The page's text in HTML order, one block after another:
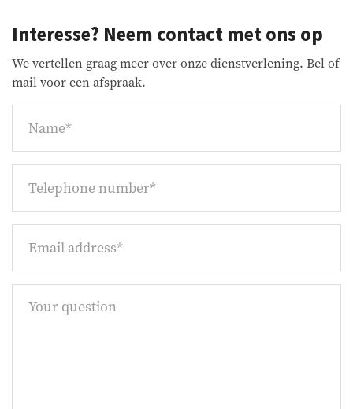
Interesse? Neem contact met ons op
We vertellen graag meer over onze dienstverlening. Bel of
mail voor een afspraak.